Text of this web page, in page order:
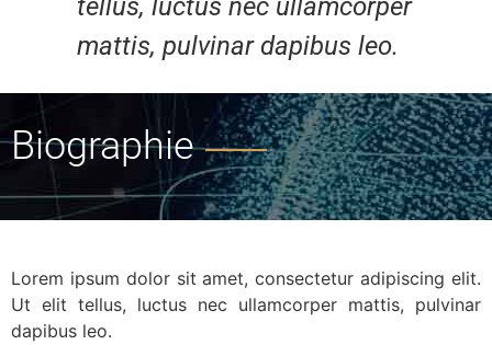
tellus, luctus nec ullamcorper
mattis, pulvinar dapibus leo.
Biographie
Lorem ipsum dolor sit amet, consectetur adipiscing elit.
Ut elit tellus, luctus nec ullamcorper mattis, pulvinar
dapibus leo.